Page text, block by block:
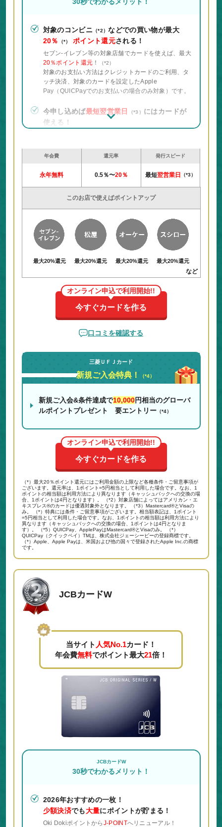
対象のコンビニ （*2）などでの買い物が最大
20％
（*） ポイント還元される！
セブン‐イレブン等の対象店舗でカードを使えば、最大
20％ポイント還元 ！ （*2）
対象のお支払い方法はクレジットカードのご利用、タ
ッチ決済、対象のカードを設定したApple
Pay（QUICPayでのお支払いの場合のみ対象）です。
今申し込めば最短翌営業日 （*3） にはカードが
使える！
Mastercard®とVisaのみ
ポイントの使い道いろいろ！
MDCアプリから、グローバルポイントをさまざまな商
品や特典に交換できます！
イルに合わせて ポイント活用できる！
年会費
永年無料
還元率
0.5％〜20％
発行スピード
最短翌営業日 （*3）
このお店で使えばポイントアップ
最大20%還元 最大20%還元 最大20%還元 最大20%還元
など
今すぐカードを作る
オンライン申込で利用開始!!
口コミを確認する
三菱ＵＦＪカード
新規ご入会特典！ （*4）
新規ご入会&条件達成で10,000円相当のグローバ
ルポイントプレゼント 要エントリー（*4）
今すぐカードを作る
オンライン申込で利用開始!!
（*）最大20％ポイント還元にはご利用金額の上限など各種条件・ご留意事項が
ございます。還元率は、1ポイント=5円相当として利用した場合です。なお、1
ポイントの相当額は利用方法により異なります（キャッシュバックへの交換の場
合、1ポイントは4円となります）。 （*2）対象店舗によってはアメリカン・エ
キスプレス®のカードは優遇対象外となります。 （*3）Mastercard®とVisaの
み。 （*）特典には条件・ご留意事項がございます。相当額表記は、1ポイント
=5円相当として利用した場合です。なお、1ポイントの相当額は利用方法により
異なります（キャッシュバックへの交換の場合、1ポイントは4円となりま
す）。 （*5）QUICPay、ApplePayはMastercard®とVisaのみ。 （*）
QUICPay（クイックペイ）TMは、株式会社ジェーシービーの登録商標です。
（*）Apple、Apple Payは、米国および他の国々で登録されたApple Inc.の商標
です。
JCBカードW
当サイト 人気No.1カード！
年会費無料でポイント最大21倍！
JCBカードW
30秒でわかるメリット！
2026年おすすめの一枚！
少額決済でも大量にポイントが貯まる！
Oki Dokiポイントから J-POINTへリニューアル！